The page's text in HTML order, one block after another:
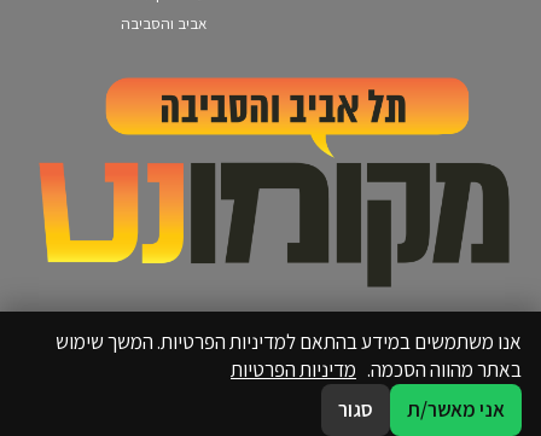
אביב והסביבה
אנו משתמשים במידע בהתאם למדיניות הפרטיות. המשך שימוש
באתר מהווה הסכמה. מדיניות הפרטיות
אני מאשר/ת
סגור